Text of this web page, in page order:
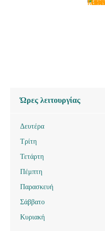
Ώρες λειτουργίας
Δευτέρα
Τρίτη
Τετάρτη
Πέμπτη
Παρασκευή
Σάββατο
Κυριακή